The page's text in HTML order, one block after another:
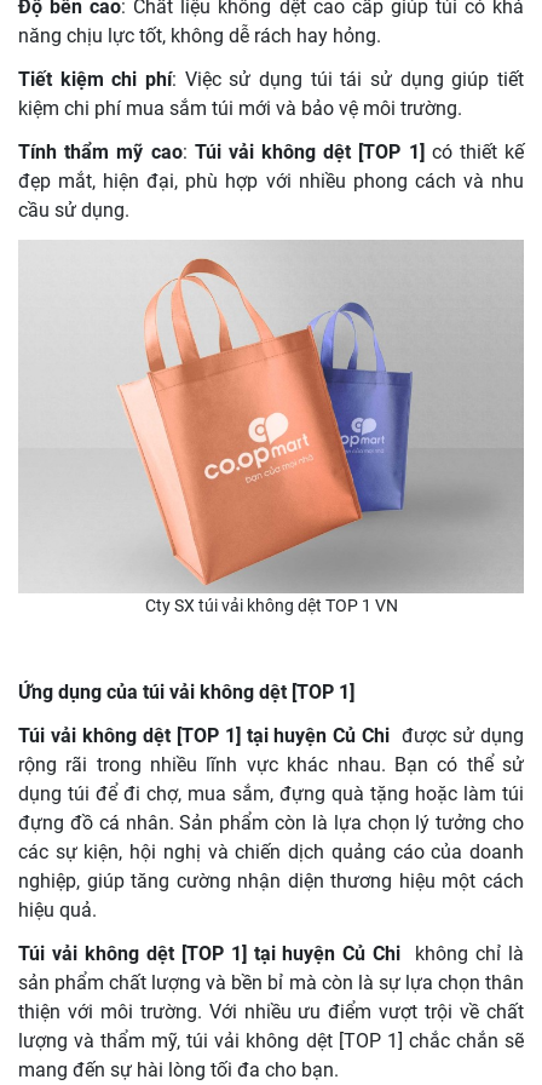
Độ bền cao: Chất liệu không dệt cao cấp giúp túi có khả
năng chịu lực tốt, không dễ rách hay hỏng.
Tiết kiệm chi phí: Việc sử dụng túi tái sử dụng giúp tiết
kiệm chi phí mua sắm túi mới và bảo vệ môi trường.
Tính thẩm mỹ cao: Túi vải không dệt [TOP 1] có thiết kế
đẹp mắt, hiện đại, phù hợp với nhiều phong cách và nhu
cầu sử dụng.
Cty SX túi vải không dệt TOP 1 VN
Ứng dụng của túi vải không dệt [TOP 1]
Túi vải không dệt [TOP 1] tại huyện Củ Chi được sử dụng
rộng rãi trong nhiều lĩnh vực khác nhau. Bạn có thể sử
dụng túi để đi chợ, mua sắm, đựng quà tặng hoặc làm túi
đựng đồ cá nhân. Sản phẩm còn là lựa chọn lý tưởng cho
các sự kiện, hội nghị và chiến dịch quảng cáo của doanh
nghiệp, giúp tăng cường nhận diện thương hiệu một cách
hiệu quả.
Túi vải không dệt [TOP 1] tại huyện Củ Chi không chỉ là
sản phẩm chất lượng và bền bỉ mà còn là sự lựa chọn thân
thiện với môi trường. Với nhiều ưu điểm vượt trội về chất
lượng và thẩm mỹ, túi vải không dệt [TOP 1] chắc chắn sẽ
mang đến sự hài lòng tối đa cho bạn.